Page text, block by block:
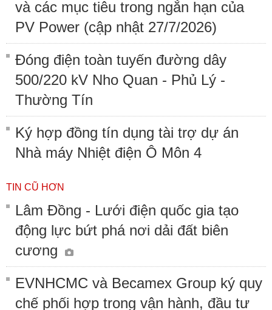
và các mục tiêu trong ngắn hạn của
PV Power (cập nhật 27/7/2026)
Đóng điện toàn tuyến đường dây
500/220 kV Nho Quan - Phủ Lý -
Thường Tín
Ký hợp đồng tín dụng tài trợ dự án
Nhà máy Nhiệt điện Ô Môn 4
TIN CŨ HƠN
Lâm Đồng - Lưới điện quốc gia tạo
động lực bứt phá nơi dải đất biên
cương
EVNHCMC và Becamex Group ký quy
chế phối hợp trong vận hành, đầu tư